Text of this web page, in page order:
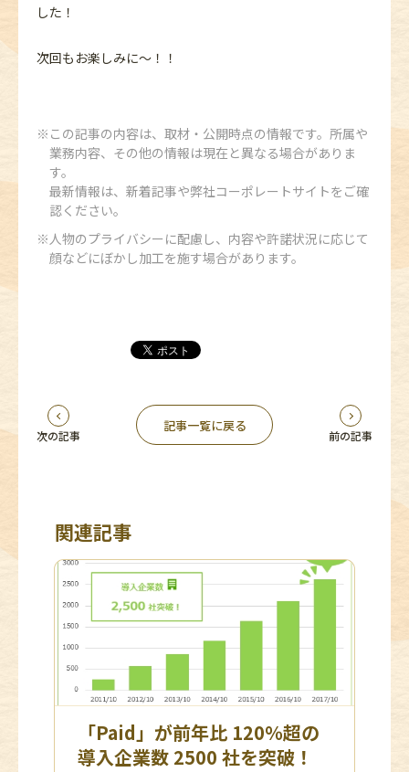
した！
次回もお楽しみに～！！
この記事の内容は、取材・公開時点の情報です。所属や
業務内容、その他の情報は現在と異なる場合がありま
す。
最新情報は、新着記事や弊社コーポレートサイトをご確
認ください。
人物のプライバシーに配慮し、内容や許諾状況に応じて
顔などにぼかし加工を施す場合があります。
次の記事
記事一覧に戻る
前の記事
関連記事
「Paid」が前年比 120％超の
導入企業数 2500 社を突破！